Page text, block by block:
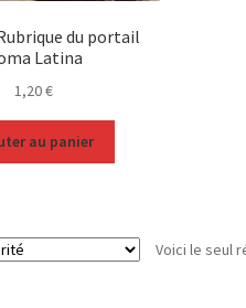
du portail
Latina
1,20€
au panier
Voici le seul